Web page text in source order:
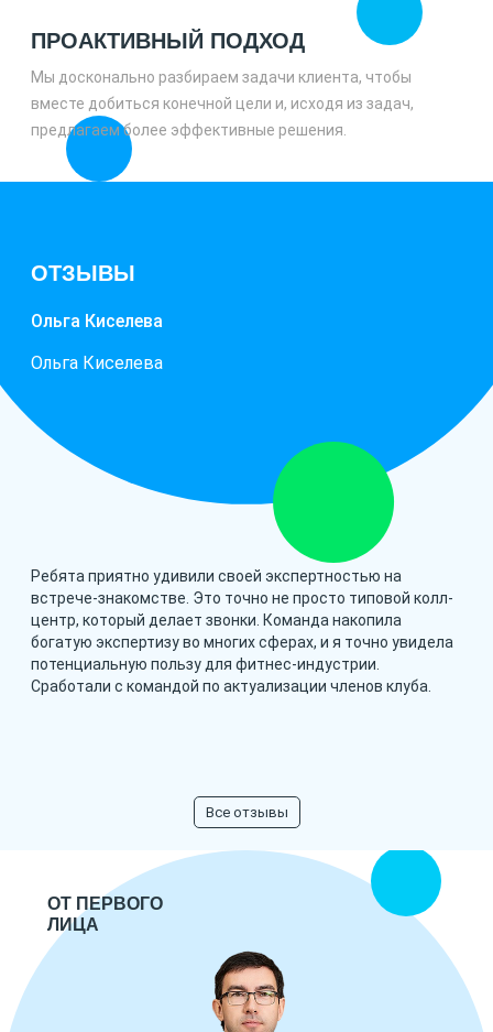
ПРОАКТИВНЫЙ ПОДХОД
Мы досконально разбираем задачи клиента, чтобы
вместе добиться конечной цели и, исходя из задач,
предлагаем более эффективные решения.
Ребята приятно удивили своей экспертностью на
встрече-знакомстве. Это точно не просто типовой колл-
центр, который делает звонки. Команда накопила
богатую экспертизу во многих сферах, и я точно увидела
потенциальную пользу для фитнес-индустрии.
Сработали с командой по актуализации членов клуба.
ОТЗЫВЫ
Ольга Киселева
Ольга Киселева
Все отзывы
ОТ ПЕРВОГО
ЛИЦА